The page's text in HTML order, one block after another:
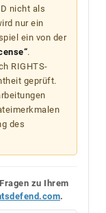
nicht als
nur ein
ein von der
.
RIGHTS-
geprüft.
des
zu Ihrem
.